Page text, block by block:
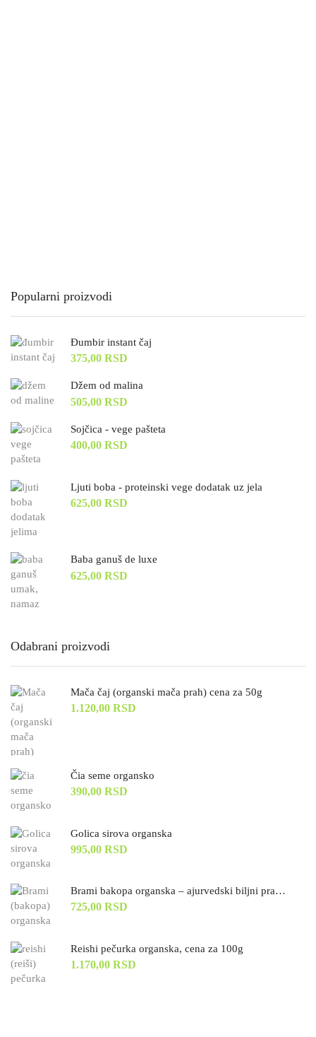
Popularni proizvodi
Đumbir instant čaj
375,00 RSD
Džem od malina
505,00 RSD
Sojčica - vege pašteta
400,00 RSD
Ljuti boba - proteinski vege dodatak uz jela
625,00 RSD
Baba ganuš de luxe
625,00 RSD
Odabrani proizvodi
Mača čaj (organski mača prah) cena za 50g
1.120,00 RSD
Čia seme organsko
390,00 RSD
Golica sirova organska
995,00 RSD
Brami bakopa organska – ajurvedski biljni prah, cena za 70 g
725,00 RSD
Reishi pečurka organska, cena za 100g
1.170,00 RSD